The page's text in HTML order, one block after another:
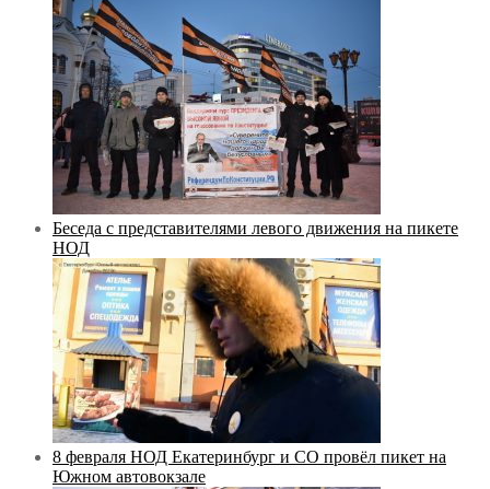
Беседа с представителями левого движения на пикете
НОД
8 февраля НОД Екатеринбург и СО провёл пикет на
Южном автовокзале